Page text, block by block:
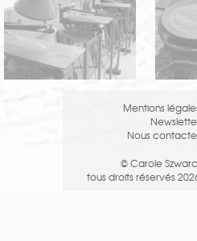
Mentions
Nous
© Carole
tous droits réservés